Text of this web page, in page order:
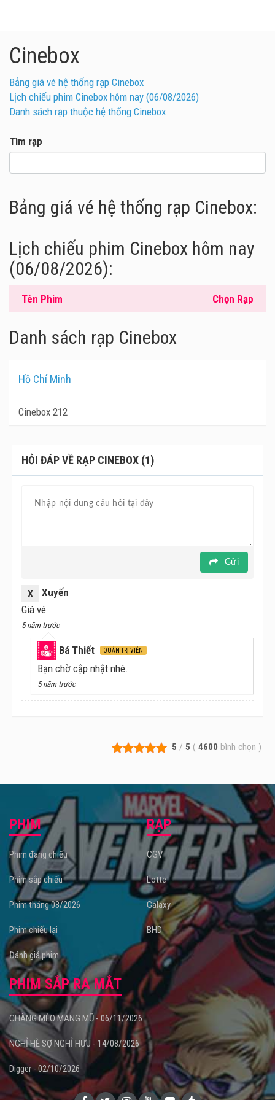
Cinebox
Bảng giá vé hệ thống rạp Cinebox
Lịch chiếu phim Cinebox hôm nay (06/08/2026)
Danh sách rạp thuộc hệ thống Cinebox
Tìm rạp
Bảng giá vé hệ thống rạp Cinebox:
Lịch chiếu phim Cinebox hôm nay
(06/08/2026):
Tên Phim Chọn Rạp
Danh sách rạp Cinebox
Hồ Chí Minh
Cinebox 212
HỎI ĐÁP VỀ RẠP CINEBOX (1)
Gửi
X
Xuyến
Giá vé
5 năm trước
Bá Thiết QUẢN TRỊ VIÊN
Bạn chờ cập nhật nhé.
5 năm trước
5 / 5 ( 4600 bình chọn )
PHIM
Phim đang chiếu
Phim sắp chiếu
Phim tháng 08/2026
Phim chiếu lại
Đánh giá phim
RẠP
CGV
Lotte
Galaxy
BHD
PHIM SẮP RA MẮT
CHÀNG MÈO MANG MŨ - 06/11/2026
NGHỈ HÈ SỢ NGHỈ HƯU - 14/08/2026
Digger - 02/10/2026